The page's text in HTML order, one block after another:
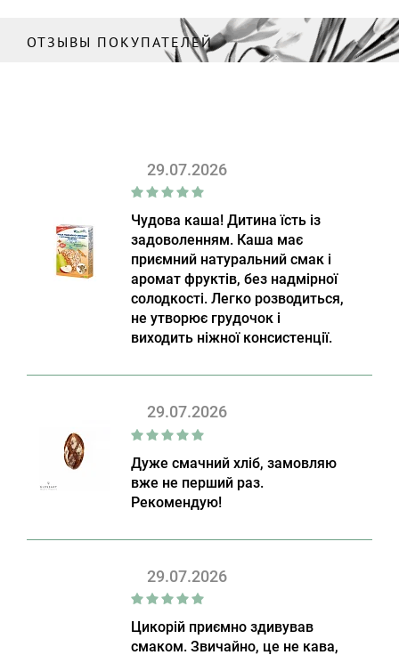
ОТЗЫВЫ ПОКУПАТЕЛЕЙ
29.07.2026
Чудова каша! Дитина їсть із
задоволенням. Каша має
приємний натуральний смак і
аромат фруктів, без надмірної
солодкості. Легко розводиться,
не утворює грудочок і
виходить ніжної консистенції.
29.07.2026
Дуже смачний хліб, замовляю
вже не перший раз.
Рекомендую!
29.07.2026
Цикорій приємно здивував
смаком. Звичайно, це не кава,